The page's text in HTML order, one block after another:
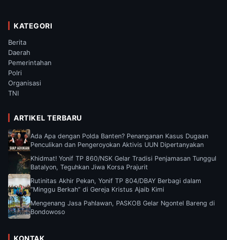
KATEGORI
Berita
Daerah
Pemerintahan
Polri
Organisasi
TNI
ARTIKEL TERBARU
Ada Apa dengan Polda Banten? Penanganan Kasus Dugaan
Penculikan dan Pengeroyokan Aktivis UUN Dipertanyakan
Khidmat! Yonif TP 860/NSK Gelar Tradisi Penjamasan Tunggul
Batalyon, Teguhkan Jiwa Korsa Prajurit
Rutinitas Akhir Pekan, Yonif TP 804/DBAY Berbagi dalam
“Minggu Berkah” di Gereja Kristus Ajaib Kimi
Mengenang Jasa Pahlawan, PASKOB Gelar Ngontel Bareng di
Bondowoso